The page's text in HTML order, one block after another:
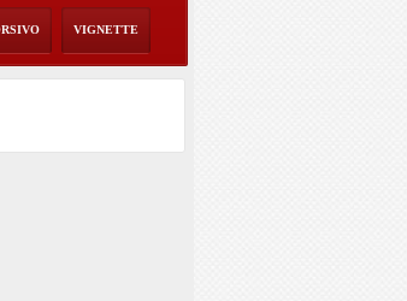
VIGNETTE